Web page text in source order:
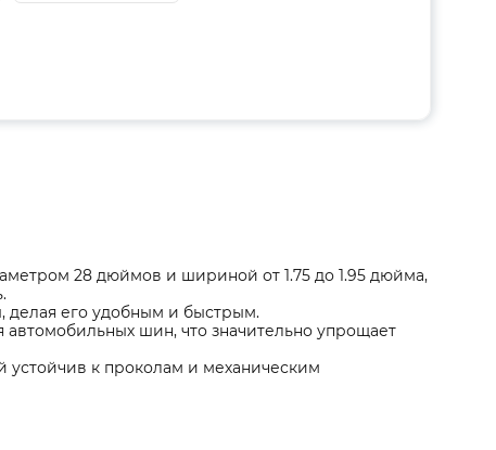
28 дюймов и шириной от 1.75 до 1.95 дюйма,
делая его удобным и быстрым.
автомобильных шин, что значительно упрощает
устойчив к проколам и механическим